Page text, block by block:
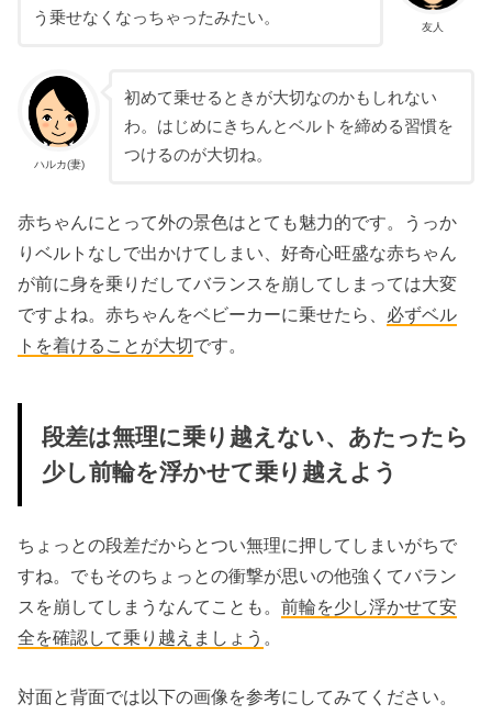
友人
う乗せなくなっちゃったみたい。
ハルカ(妻)
初めて乗せるときが大切なのかもしれない
わ。はじめにきちんとベルトを締める習慣を
つけるのが大切ね。
赤ちゃんにとって外の景色はとても魅力的です。うっか
りベルトなしで出かけてしまい、好奇心旺盛な赤ちゃん
が前に身を乗りだしてバランスを崩してしまっては大変
ですよね。赤ちゃんをベビーカーに乗せたら、 必ずベル
トを着けることが大切です。
段差は無理に乗り越えない、あたったら
少し前輪を浮かせて乗り越えよう
ちょっとの段差だからとつい無理に押してしまいがちで
すね。でもそのちょっとの衝撃が思いの他強くてバラン
スを崩してしまうなんてことも。前輪を少し浮かせて安
全を確認して乗り越えましょう 。
対面と背面では以下の画像を参考にしてみてください。